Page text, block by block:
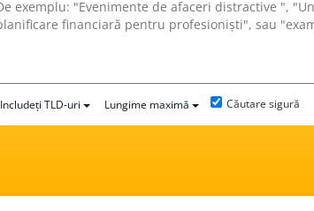
Includeți TLD-uri Lungime maximă Căutare sigură